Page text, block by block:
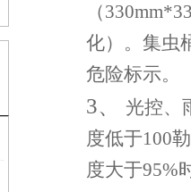
（33
化）。集虫
危险标示。
3、
光控、
度低于100
度大于95%